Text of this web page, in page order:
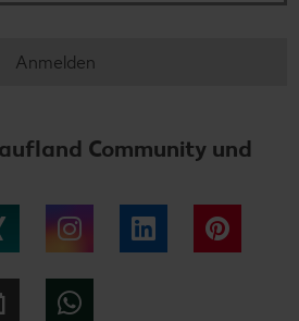
Anmelden
Community und
Instagram LinkedIn
Giphy